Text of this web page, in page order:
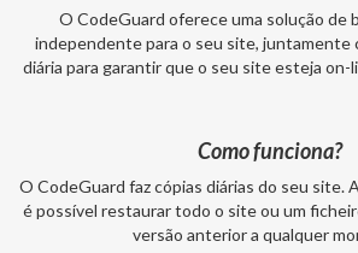
O CodeGuard oferece uma solução de
independente para o seu site, juntamente
diária para garantir que o seu site esteja on-
Como funciona?
O CodeGuard faz cópias diárias do seu site.
é possível restaurar todo o site ou um
versão anterior a qualquer